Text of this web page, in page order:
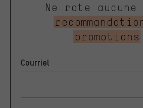
Ne rate aucune
promotions
Courriel